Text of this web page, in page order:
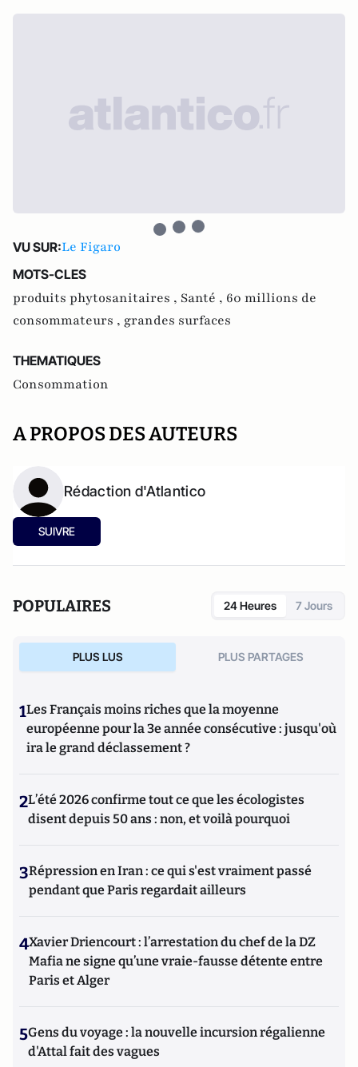
VU SUR:Le Figaro
MOTS-CLES
produits phytosanitaires , Santé , 60 millions de
consommateurs , grandes surfaces
THEMATIQUES
Consommation
A PROPOS DES AUTEURS
Rédaction d'Atlantico
SUIVRE
POPULAIRES 24 Heures 7 Jours
PLUS LUS PLUS PARTAGES
1Les Français moins riches que la moyenne
européenne pour la 3e année consécutive : jusqu'où
ira le grand déclassement ?
2L’été 2026 confirme tout ce que les écologistes
disent depuis 50 ans : non, et voilà pourquoi
3Répression en Iran : ce qui s'est vraiment passé
pendant que Paris regardait ailleurs
4Xavier Driencourt : l’arrestation du chef de la DZ
Mafia ne signe qu’une vraie-fausse détente entre
Paris et Alger
5Gens du voyage : la nouvelle incursion régalienne
d'Attal fait des vagues